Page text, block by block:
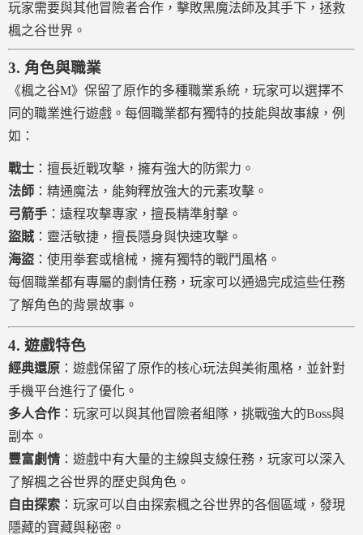
玩家需要與其他冒險者合作，擊敗黑魔法師及其手下，拯救
楓之谷世界。
3. 角色與職業
《楓之谷M》保留了原作的多種職業系統，玩家可以選擇不
同的職業進行遊戲。每個職業都有獨特的技能與故事線，例
如：
戰士 ：擅長近戰攻擊，擁有強大的防禦力。
法師 ：精通魔法，能夠釋放強大的元素攻擊。
弓箭手 ：遠程攻擊專家，擅長精準射擊。
盜賊：靈活敏捷，擅長隱身與快速攻擊。
海盜 ：使用拳套或槍械，擁有獨特的戰鬥風格。
每個職業都有專屬的劇情任務，玩家可以通過完成這些任務
了解角色的背景故事。
4. 遊戲特色
經典還原 ：遊戲保留了原作的核心玩法與美術風格，並針對
手機平台進行了優化。
多人合作 ：玩家可以與其他冒險者組隊，挑戰強大的Boss與
副本。
豐富劇情 ：遊戲中有大量的主線與支線任務，玩家可以深入
了解楓之谷世界的歷史與角色。
自由探索 ：玩家可以自由探索楓之谷世界的各個區域，發現
隱藏的寶藏與秘密。